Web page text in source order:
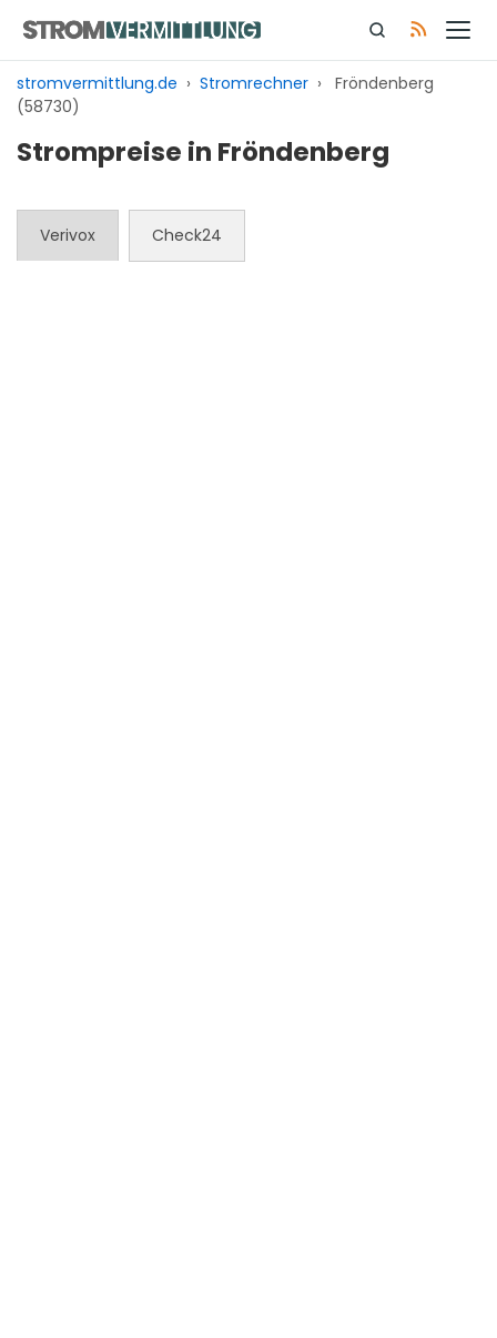
Inhalt
springen
stromvermittlung.de › Stromrechner › Fröndenberg
(58730)
Strompreise in Fröndenberg
Verivox Check24